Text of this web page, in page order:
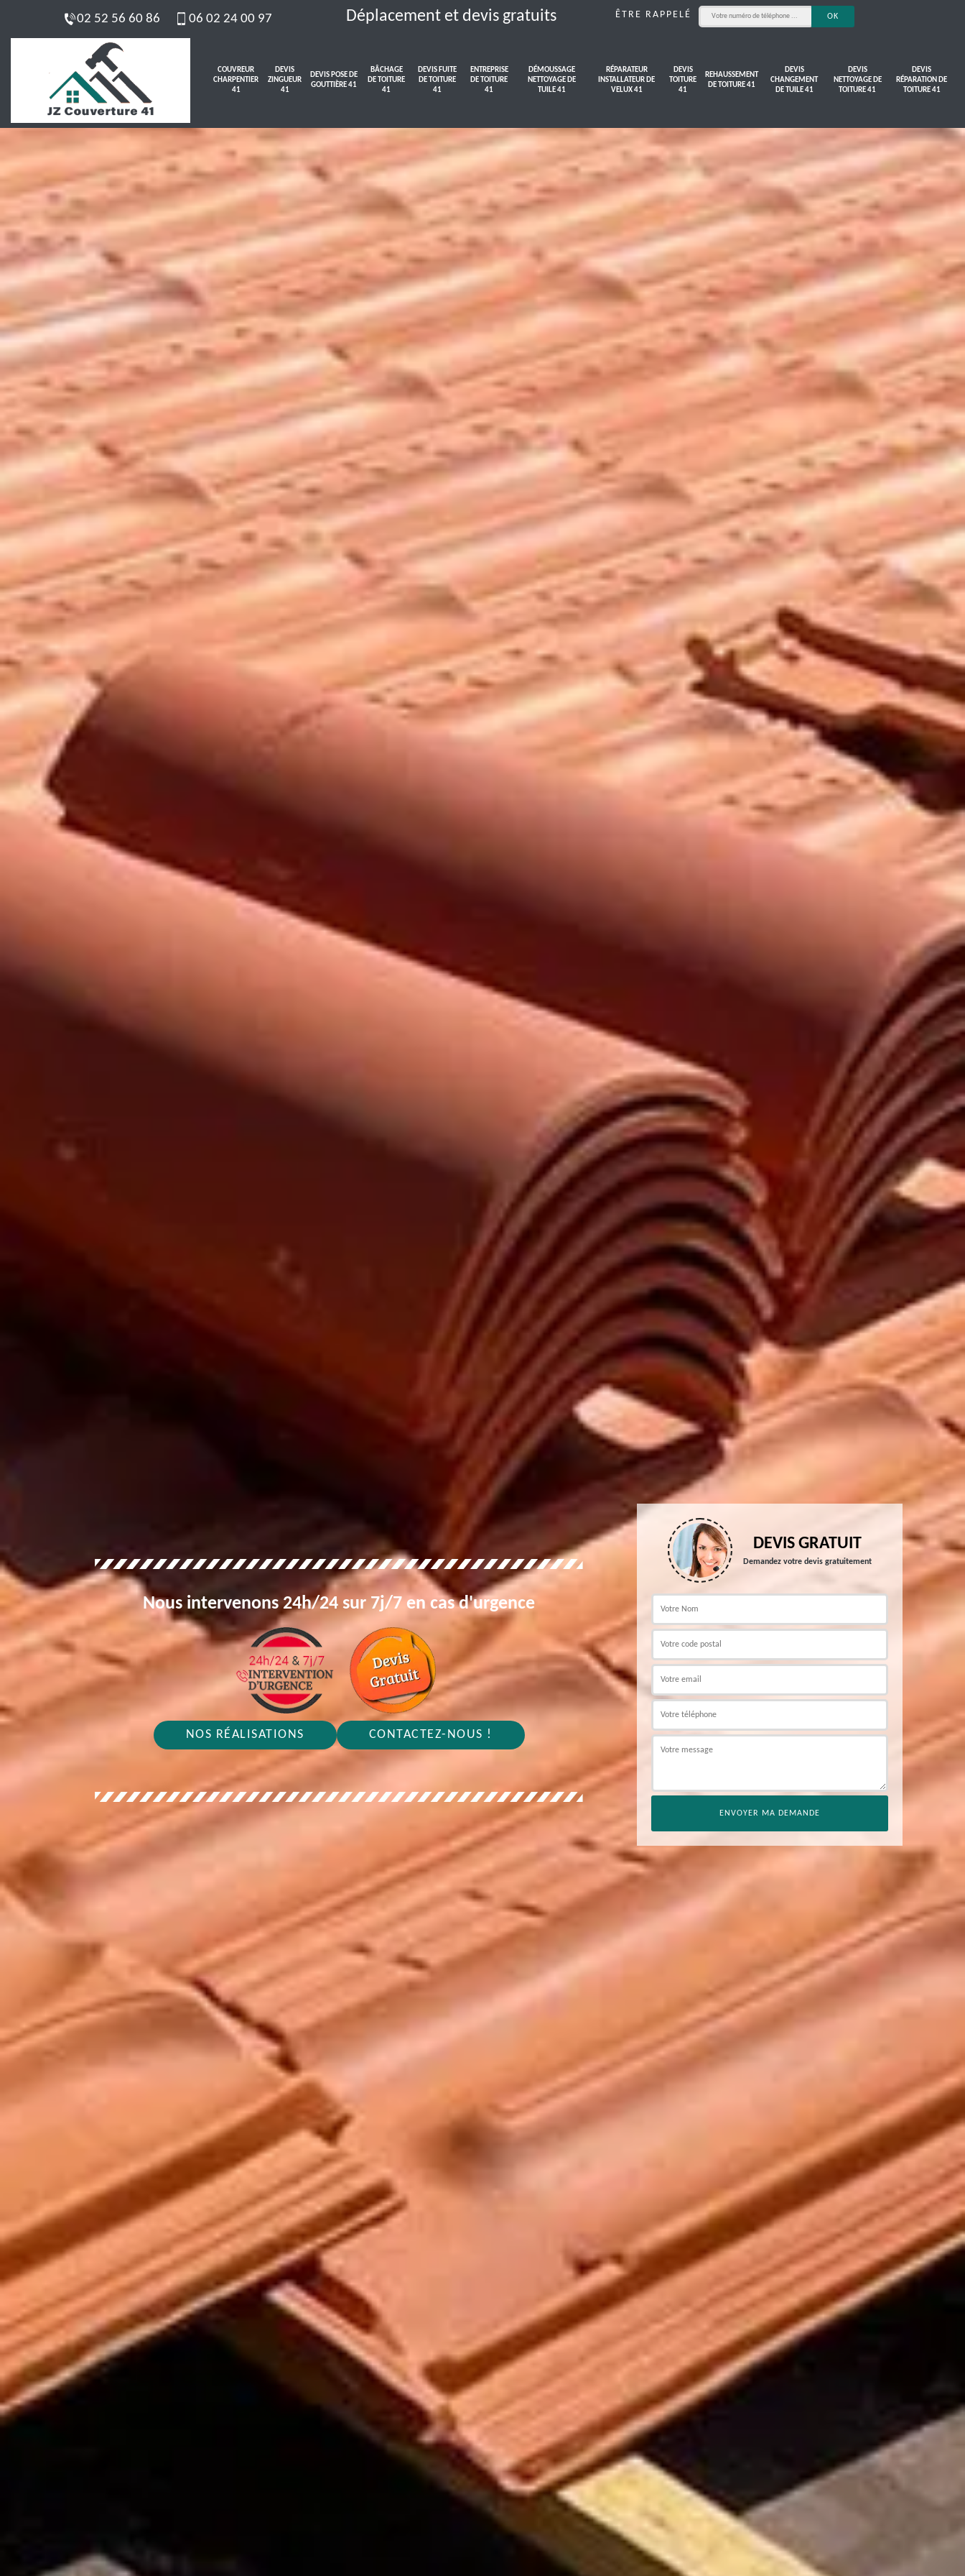
02 52 56 60 86 06 02 24 00 97 Déplacement et devis gratuits ÊTRE RAPPELÉ
COUVREUR
CHARPENTIER
41
DEVIS
ZINGUEUR
41
DEVIS POSE DE
GOUTTIÈRE 41
BÂCHAGE
DE TOITURE
41
DEVIS FUITE
DE TOITURE
41
ENTREPRISE
DE TOITURE
41
DÉMOUSSAGE
NETTOYAGE DE
TUILE 41
RÉPARATEUR
INSTALLATEUR DE
VELUX 41
DEVIS
TOITURE
41
REHAUSSEMENT
DE TOITURE 41
DEVIS
CHANGEMENT
DE TUILE 41
DEVIS
NETTOYAGE DE
TOITURE 41
DEVIS
RÉPARATION DE
TOITURE 41
Nous intervenons 24h/24 sur 7j/7 en cas d'urgence
NOS RÉALISATIONS CONTACTEZ-NOUS !
DEVIS GRATUIT
Demandez votre devis gratuitement